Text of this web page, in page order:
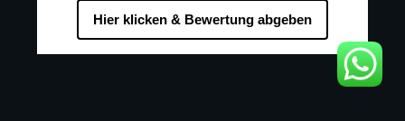
Hier klicken & Bewertung abgeben